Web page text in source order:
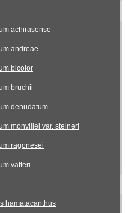
achirasense
andreae
bicolor
bruchii
denudatum
monvillei var. steineri
ragonesei
vatteri
hamatacanthus